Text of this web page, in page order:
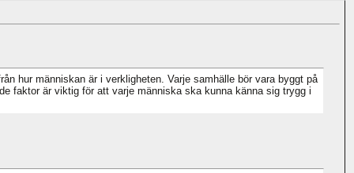
hur människan är i verkligheten. Varje samhälle bör vara byggt på
faktor är viktig för att varje människa ska kunna känna sig trygg i